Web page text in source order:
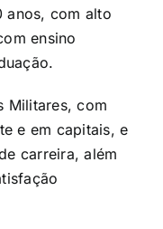
anos, com alto
ensino
Militares, com
e em capitais, e
carreira, além